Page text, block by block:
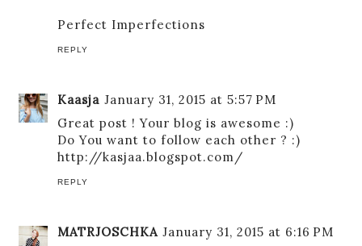
Perfect Imperfections
REPLY
Kaasja January 31, 2015 at 5:57 PM
Great post ! Your blog is awesome :)
Do You want to follow each other ? :)
http://kasjaa.blogspot.com/
REPLY
MATRJOSCHKA January 31, 2015 at 6:16 PM